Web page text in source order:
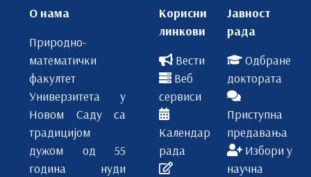
О нама
Природно-
математички
факултет
Универзитета у
Новом Саду са
традицијом
дужом од 55
година нуди
Корисни
линкови
Вести
Веб
сервиси
Календар
рада
Јавност
рада
Одбране
доктората
Приступна
предавања
Избори у
научна